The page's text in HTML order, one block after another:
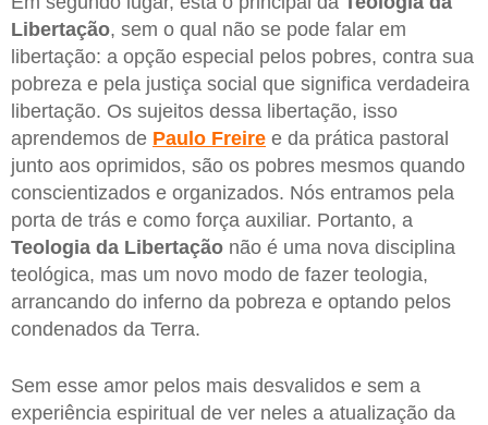
Libertação, sem o qual não se pode falar em
libertação: a opção especial pelos pobres, contra sua
pobreza e pela justiça social que significa verdadeira
libertação. Os sujeitos dessa libertação, isso
aprendemos de Paulo Freire e da prática pastoral
junto aos oprimidos, são os pobres mesmos quando
conscientizados e organizados. Nós entramos pela
porta de trás e como força auxiliar. Portanto, a
Teologia da Libertação não é uma nova disciplina
teológica, mas um novo modo de fazer teologia,
arrancando do inferno da pobreza e optando pelos
condenados da Terra.
Sem esse amor pelos mais desvalidos e sem a
experiência espiritual de ver neles a atualização da